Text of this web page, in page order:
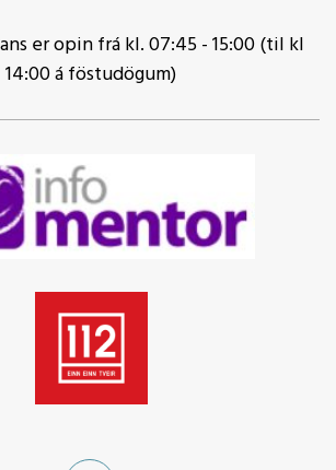
er opin frá kl. 07:45 - 15:00 (til kl
14:00 á föstudögum)